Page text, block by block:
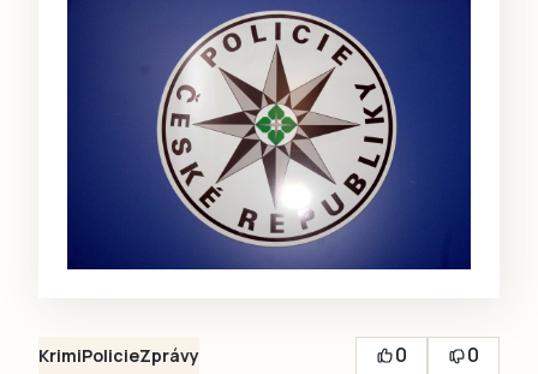
KrimiPolicieZprávy 0
0